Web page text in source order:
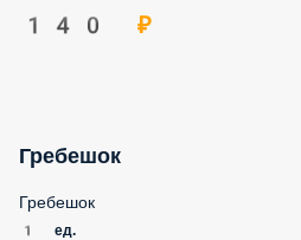
140 ₽
Гребешок
Гребешок
1 ед.